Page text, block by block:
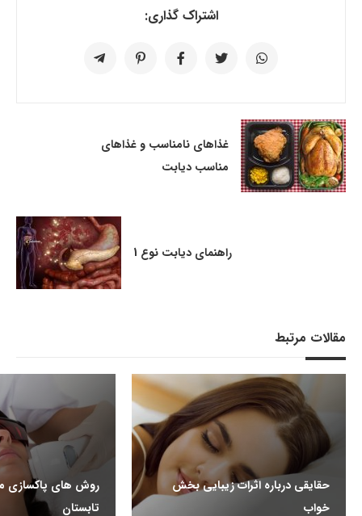
اشتراک گذاری:
غذاهای نامناسب و غذاهای
مناسب دیابت
راهنمای دیابت نوع 1
مقالات مرتبط
حقایقی درباره اثرات زیبایی بخش
خواب
روش های پاکسازی
تابستان